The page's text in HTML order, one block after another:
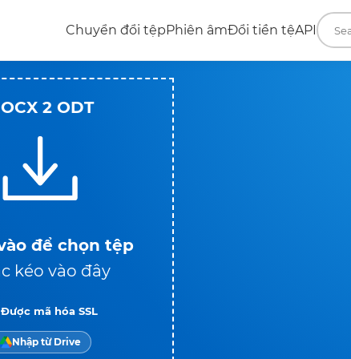
Chuyển đổi tệpPhiên âmĐổi tiền tệAPI
2 ODT
để chọn tệp
kéo vào đây
Được mã hóa SSL
Nhập từ Drive